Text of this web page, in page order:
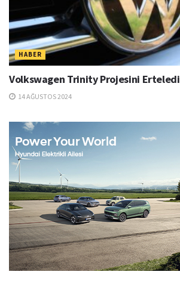
HABER
Volkswagen Trinity Projesini Erteledi
14 AĞUSTOS 2024